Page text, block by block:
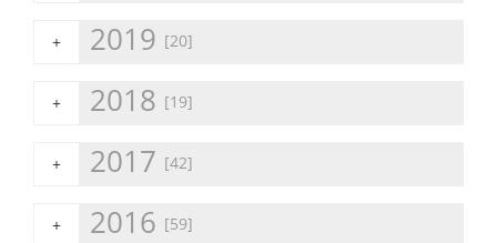
+ 2019 [20]
+ 2018 [19]
+ 2017 [42]
+ 2016 [59]